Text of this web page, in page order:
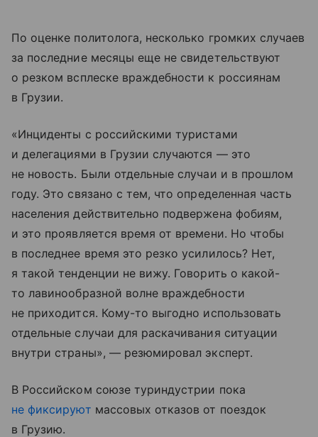
По оценке политолога, несколько громких случаев
за последние месяцы еще не свидетельствуют
о резком всплеске враждебности к россиянам
в Грузии.
«Инциденты с российскими туристами
и делегациями в Грузии случаются — это
не новость. Были отдельные случаи и в прошлом
году. Это связано с тем, что определенная часть
населения действительно подвержена фобиям,
и это проявляется время от времени. Но чтобы
в последнее время это резко усилилось? Нет,
я такой тенденции не вижу. Говорить о какой-
то лавинообразной волне враждебности
не приходится. Кому-то выгодно использовать
отдельные случаи для раскачивания ситуации
внутри страны», — резюмировал эксперт.
В Российском союзе туриндустрии пока
не фиксируют массовых отказов от поездок
в Грузию.